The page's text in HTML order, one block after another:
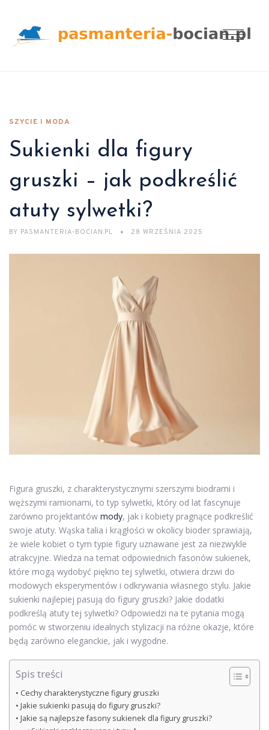
SZYCIE I MODA
Sukienki dla figury
gruszki – jak podkreślić
atuty sylwetki?
BY PASMANTERIA-BOCIAN.PL 28 WRZEŚNIA 2025
Figura gruszki, z charakterystycznymi szerszymi biodrami i
węższymi ramionami, to typ sylwetki, który od lat fascynuje
zarówno projektantów mody, jak i kobiety pragnące podkreślić
swoje atuty. Wąska talia i krągłości w okolicy bioder sprawiają,
że wiele kobiet o tym typie figury uznawane jest za niezwykle
atrakcyjne. Wiedza na temat odpowiednich fasonów sukienek,
które mogą wydobyć piękno tej sylwetki, otwiera drzwi do
modowych eksperymentów i odkrywania własnego stylu. Jakie
sukienki najlepiej pasują do figury gruszki? Jakie dodatki
podkreślą atuty tej sylwetki? Odpowiedzi na te pytania mogą
pomóc w stworzeniu idealnych stylizacji na różne okazje, które
będą zarówno eleganckie, jak i wygodne.
Spis treści
Cechy charakterystyczne figury gruszki
Jakie sukienki pasują do figury gruszki?
Jakie są najlepsze fasony sukienek dla figury gruszki?